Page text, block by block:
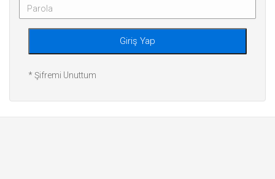
Giriş Yap
* Şifremi Unuttum